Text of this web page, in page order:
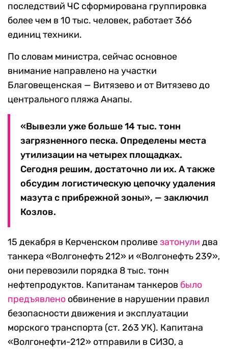
последствий ЧС сформирована группировка
более чем в 10 тыс. человек, работает 366
единиц техники.
По словам министра, сейчас основное
внимание направлено на участки
Благовещенская — Витязево и от Витязево до
центрального пляжа Анапы.
«Вывезли уже больше 14 тыс. тонн
загрязненного песка. Определены места
утилизации на четырех площадках.
Сегодня решим, достаточно ли их. А также
обсудим логистическую цепочку удаления
мазута с прибрежной зоны», — заключил
Козлов.
15 декабря в Керченском проливезатонули два
танкера «Волгонефть 212» и «Волгонефть 239»,
они перевозили порядка 8 тыс. тонн
нефтепродуктов. Капитанам танкеров было
предъявлено обвинение в нарушении правил
безопасности движения и эксплуатации
морского транспорта (ст. 263 УК). Капитана
«Волгонефти-212» отправили в СИЗО, а